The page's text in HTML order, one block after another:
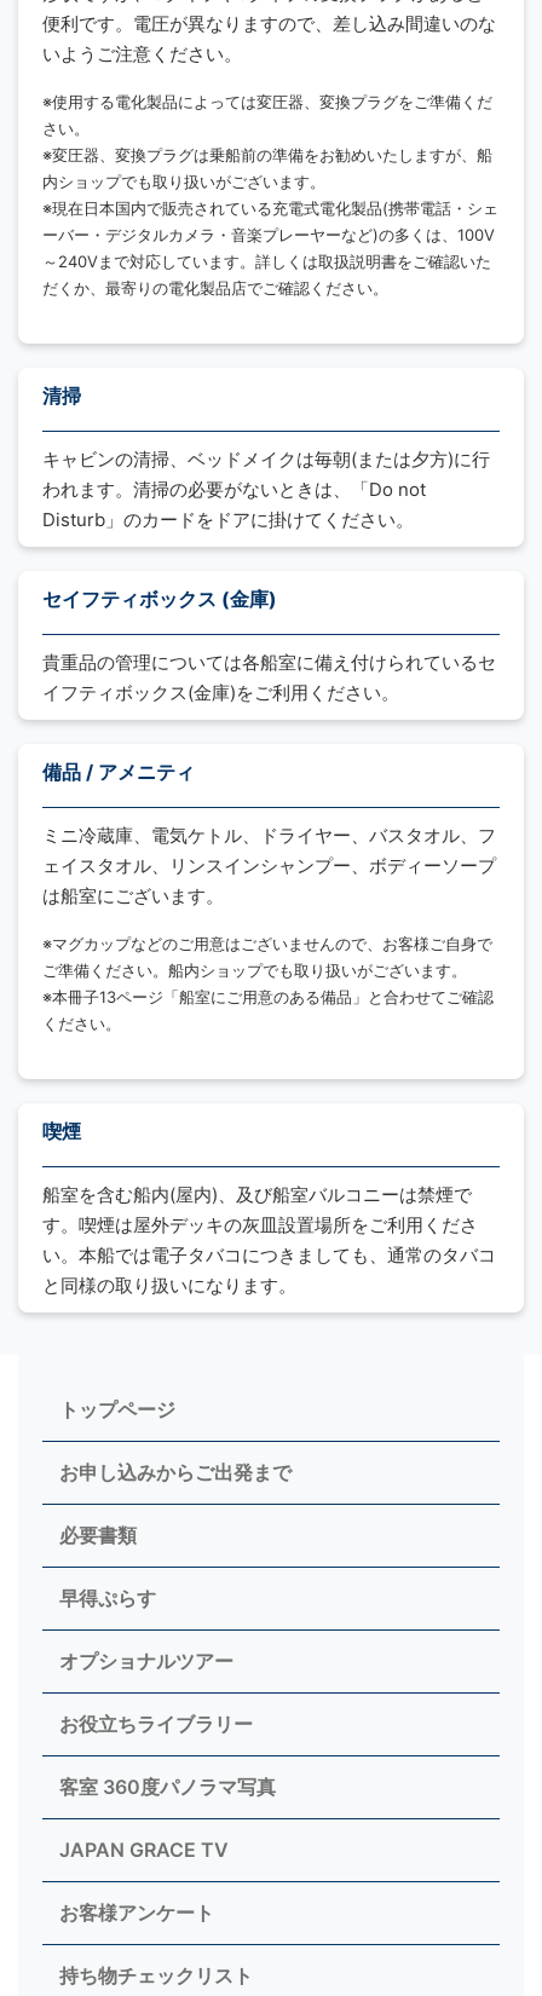
トップページ
お申し込みからご出発まで
必要書類
早得ぷらす
オプショナルツアー
お役立ちライブラリー
客室 360度パノラマ写真
JAPAN GRACE TV
お客様アンケート
持ち物チェックリスト
便利です。電圧が異なりますので、差し込み間違いのな
いようご注意ください。
※使用する電化製品によっては変圧器、変換プラグをご準備くだ
さい。
※変圧器、変換プラグは乗船前の準備をお勧めいたしますが、船
内ショップでも取り扱いがございます。
※現在日本国内で販売されている充電式電化製品(携帯電話・シェ
ーバー・デジタルカメラ・音楽プレーヤーなど)の多くは、100V
～240Vまで対応しています。詳しくは取扱説明書をご確認いた
だくか、最寄りの電化製品店でご確認ください。
清掃
キャビンの清掃、ベッドメイクは毎朝(または夕方)に行
われます。清掃の必要がないときは、「Do not
Disturb」のカードをドアに掛けてください。
セイフティボックス (金庫)
貴重品の管理については各船室に備え付けられているセ
イフティボックス(金庫)をご利用ください。
備品 / アメニティ
ミニ冷蔵庫、電気ケトル、ドライヤー、バスタオル、フ
ェイスタオル、リンスインシャンプー、ボディーソープ
は船室にございます。
※マグカップなどのご用意はございませんので、お客様ご自身で
ご準備ください。船内ショップでも取り扱いがございます。
※本冊子13ページ「船室にご用意のある備品」と合わせてご確認
ください。
喫煙
船室を含む船内(屋内)、及び船室バルコニーは禁煙で
す。喫煙は屋外デッキの灰皿設置場所をご利用くださ
い。本船では電子タバコにつきましても、通常のタバコ
と同様の取り扱いになります。